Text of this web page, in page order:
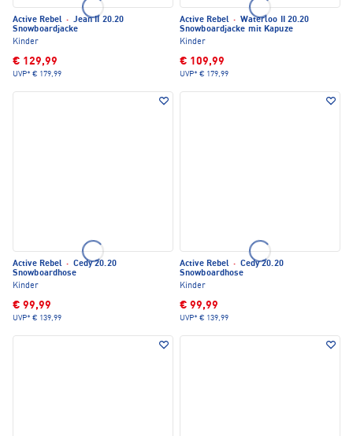
Active Rebel · Jean II 20.20
Snowboardjacke
Kinder
€ 129,99
UVP* € 179,99
Active Rebel · Waterloo II 20.20
Snowboardjacke mit Kapuze
Kinder
€ 109,99
UVP* € 179,99
Active Rebel · Cedy 20.20
Snowboardhose
Kinder
€ 99,99
UVP* € 139,99
Active Rebel · Cedy 20.20
Snowboardhose
Kinder
€ 99,99
UVP* € 139,99